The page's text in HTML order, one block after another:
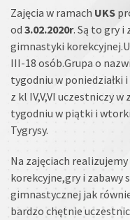
Zajęcia w ramach UKS
od 3.02.2020r. Są to gry
gimnastyki
III-18 osób.Grupa o
tygodniu w poniedziałki
z kl IV,V,VI uczestniczy
tygodniu w piątki i
Tygrysy.
Na zajęciach
korekcyjne,gry i zabawy
gimnastycznej jak
bardzo chętnie